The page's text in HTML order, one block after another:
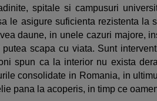
spitale si campusuri
le asigure suficienta rezistenta la
daune, in unele cazuri majore,
scapa cu viata. Sunt
spun ca la interior nu exista
consolidate in Romania, in
pana la acoperis, in timp ce